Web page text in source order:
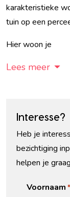
karakteristieke
tuin op een
Hier woon je
Lees meer
Interesse?
Heb je
bezichtiging
helpen je
Voornaam *